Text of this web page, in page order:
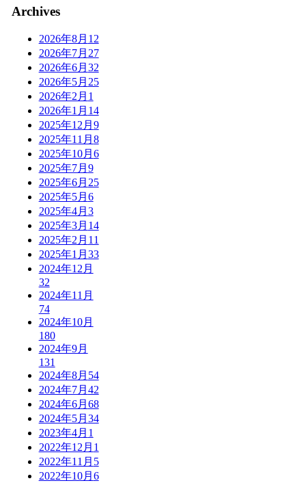
Archives
2026年8月 12
2026年7月 27
2026年6月 32
2026年5月 25
2026年2月 1
2026年1月 14
2025年12月 9
2025年11月 8
2025年10月 6
2025年7月 9
2025年6月 25
2025年5月 6
2025年4月 3
2025年3月 14
2025年2月 11
2025年1月 33
2024年12月
32
2024年11月
74
2024年10月
180
2024年9月
131
2024年8月 54
2024年7月 42
2024年6月 68
2024年5月 34
2023年4月 1
2022年12月 1
2022年11月 5
2022年10月 6